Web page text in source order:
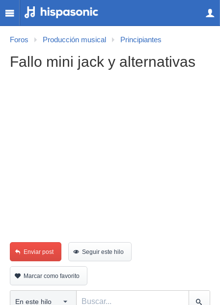
Foros Producción musical Principiantes
Fallo mini jack y alternativas
Enviar post Seguir este hilo
Marcar como favorito